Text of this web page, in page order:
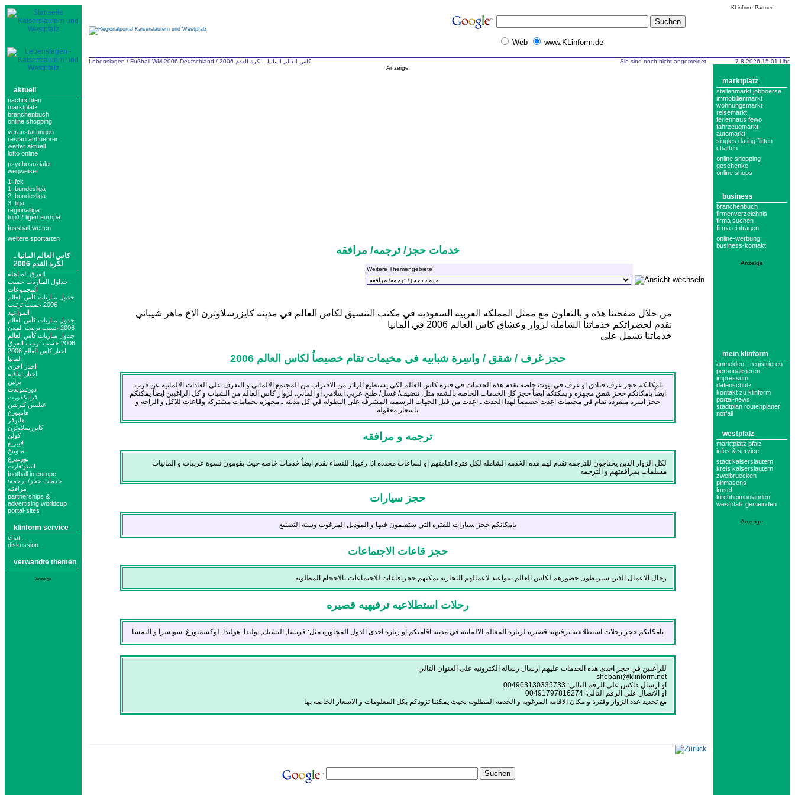
aktuell
nachrichten
marktplatz
branchenbuch
online shopping
veranstaltungen
restaurantfuehrer
wetter aktuell
lotto online
psychosozialer
wegweiser
1. fck
1. bundesliga
2. bundesliga
3. liga
regionalliga
top12 ligen europa
fussball-wetten
weitere sportarten
كاس العالم المانيا ـ
لكرة القدم 2006
الفرق المتاهله
جداول المباريات حسب
المجموعات
جدول مباريات كأس العالم
2006 حسب ترتيب
المواعيد
جدول مباريات كأس العالم
2006 حسب ترتيب المدن
جدول مباريات كأس العالم
2006 حسب ترتيب الفرق
اخبار كاس العالم 2006
المانيا
اخبار اخرى
اخبار ثقافيه
برلين
دورتموندت
فرانكفورت
غيلسن كيرشن
هامبورغ
هانوفر
كايزرسلاوترن
كولن
لايبزيغ
ميونيخ
نورنبيرغ
اشتوتغارت
football in europe
خدمات حجز/ ترجمه/
مرافقه
partnerships &
advertising worldcup
portal-sites
klinform service
chat
diskussion
verwandte themen
Anzeige
KLinform-Partner
Web www.KLinform.de
Lebenslagen / Fußball WM 2006 Deutschland / كاس العالم المانيا ـ لكرة القدم 2006
Sie sind noch nicht angemeldet
Anzeige
خدمات حجز/ ترجمه/ مرافقه
Weitere Themengebiete
من خلال صفحتنا هذه و بالتعاون مع ممثل المملكه العربيه السعوديه في مكتب التنسيق لكاس العالم في مدينه كايزرسلاوترن الاخ ماهر شيباني
نقدم لحضراتكم خدماتنا الشامله لزوار وعشاق كاس العالم 2006 في المانيا
خدماتنا تشمل على
حجز غرف / شقق / واسِرة شبابيه في مخيمات تقام خصيصاُ لكاس العالم 2006
بامكانكم حجز غرف فنادق او غرف في بيوت خاصه تقدم هذه الخدمات في فترة كاس العالم لكي يستطيع الزائر من الاقتراب من المجتمع الالماني و التعرف على العادات الالمانيه عن قرب.
ايضاُ بامكانكم حجز شقق مجهزه و يمكنكم ايضاُ حجز كل الخدمات الخاصه بالشقه مثل: تنضيف/ غسل/ طبخ عربي اسلامي او الماني. لزوار كاس العالم من الشباب و كل الراغبين ايضاُ يمكنكم
حجز اسره منقرده تقام في مخيمات اعِدت خصيصاُ لهذا الحدث ـ اعِدت من قبل الجهات الرسميه المشرفه على البطوله في كل مدينه ـ مجهزه بحمامات مشتركه وقاعات للاكل و الراحه و
باسعار معقوله
ترجمه و مرافقه
لكل الزوار الذين يحتاجون للترجمه نقدم لهم هذه الخدمه الشامله لكل فترة اقامتهم او لساعات محدده اذا رغبوا. للنساء نقدم ايضاُ خدمات خاصه حيث يقومون نسوة عربيات و المانيات
مسلمات بمرافقتهم و الترجمه
حجز سيارات
بامكانكم حجز سيارات للفتره التي ستقيمون فيها و الموديل المرغوب وسنه التصنيع
حجز قاعات الاجتماعات
رجال الاعمال الذين سيربطون حضورهم لكاس العالم بمواعيد لاعمالهم التجاريه يمكنهم حجز قاعات للاجتماعات بالاحجام المطلوبه
رحلات استطلاعيه ترفيهيه قصيره
بامكانكم حجز رحلات استطلاعيه ترفيهيه قصيره لزيارة المعالم الالمانيه في مدينه اقامتكم او زيارة احدى الدول المجاوره مثل: فرنسا, التشيك, بولندا, هولندا, لوكسمبورغ, سويسرا و النمسا
للراغبين في حجز احدى هذه الخدمات عليهم ارسال رساله الكترونيه على العنوان التالي
shebani@klinform.net
او ارسال فاكس على الرقم التالي: 004963130335733
او الاتصال على الرقم التالي: 00491797816274
مع تحديد عدد الزوار وفترة و مكان الاقامه المرغوبه و الخدمه المطلوبه بحيث يمكننا تزودكم بكل المعلومات و الاسعار الخاصه بها
7.8.2026 15:01 Uhr
marktplatz
stellenmarkt jobboerse
immobilienmarkt
wohnungsmarkt
reisemarkt
ferienhaus fewo
fahrzeugmarkt
automarkt
singles dating flirten
chatten
online shopping
geschenke
online shops
business
branchenbuch
firmenverzeichnis
firma suchen
firma eintragen
online-werbung
business-kontakt
Anzeige
mein klinform
anmelden - registrieren
personalisieren
impressum
datenschutz
kontakt zu klinform
portal-news
stadtplan routenplaner
notfall
westpfalz
marktplatz pfalz
infos & service
stadt kaiserslautern
kreis kaiserslautern
zweibruecken
pirmasens
kusel
kirchheimbolanden
westpfalz gemeinden
Anzeige